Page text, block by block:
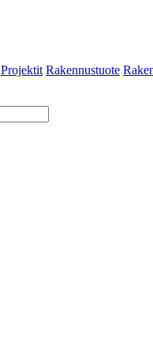
Projektit Rakennustuote